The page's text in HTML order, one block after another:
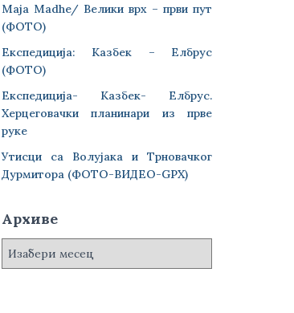
Maja Madhe/ Велики врх – први пут
(ФОТО)
Експедиција: Казбек – Елбрус
(ФОТО)
Експедиција- Казбек- Елбрус.
Херцеговачки планинари из прве
руке
Утисци са Волујака и Трновачког
Дурмитора (ФОТО-ВИДЕО-GPX)
Архиве